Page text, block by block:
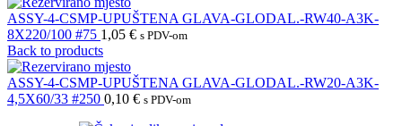
ASSY-4-CSMP-UPUŠTENA GLAVA-GLODAL.-RW40-A3K-
8X220/100 #75 1,05 € s PDV-om
Back to products
ASSY-4-CSMP-UPUŠTENA GLAVA-GLODAL.-RW20-A3K-
4,5X60/33 #250 0,10 € s PDV-om